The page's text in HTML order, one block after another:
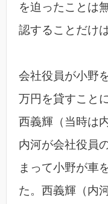
を迫ったことは
認することだけ
会社役員が小野
万円を貸すこと
西義輝（当時は
内河が会社役員
まって小野が車
た。西義輝（内